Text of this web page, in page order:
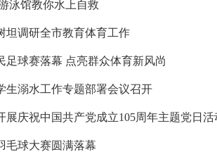
泳馆教你水上自救
坦调研全市教育体育工作
足球赛落幕 点亮群众体育新风尚
生溺水工作专题部署会议召开
展庆祝中国共产党成立105周年主题党日活
毛球大赛圆满落幕